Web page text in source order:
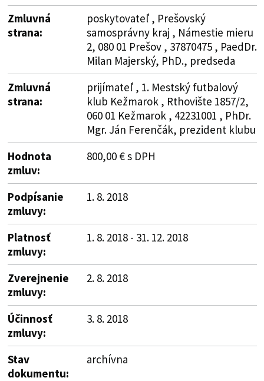
Zmluvná
strana:
poskytovateľ , Prešovský
samosprávny kraj , Námestie mieru
2, 080 01 Prešov , 37870475 , PaedDr.
Milan Majerský, PhD., predseda
Zmluvná
strana:
prijímateľ , 1. Mestský futbalový
klub Kežmarok , Rthovište 1857/2,
060 01 Kežmarok , 42231001 , PhDr.
Mgr. Ján Ferenčák, prezident klubu
Hodnota
zmluv:
800,00 € s DPH
Podpísanie
zmluvy:
1. 8. 2018
Platnosť
zmluvy:
1. 8. 2018 - 31. 12. 2018
Zverejnenie
zmluvy:
2. 8. 2018
Účinnosť
zmluvy:
3. 8. 2018
Stav
dokumentu:
archívna